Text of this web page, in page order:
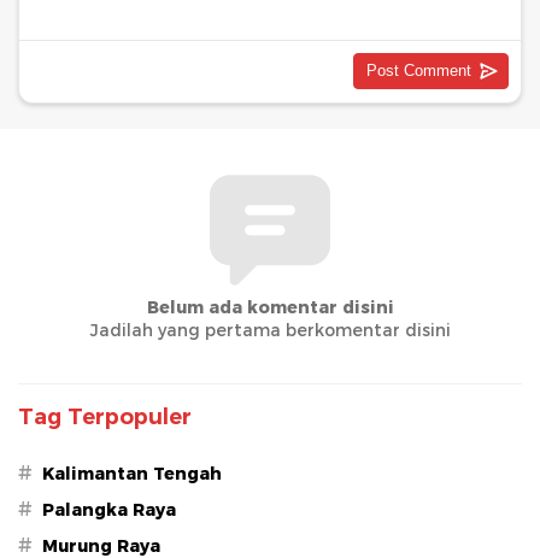
Belum ada komentar disini
Jadilah yang pertama berkomentar disini
Tag Terpopuler
# Kalimantan Tengah
# Palangka Raya
# Murung Raya